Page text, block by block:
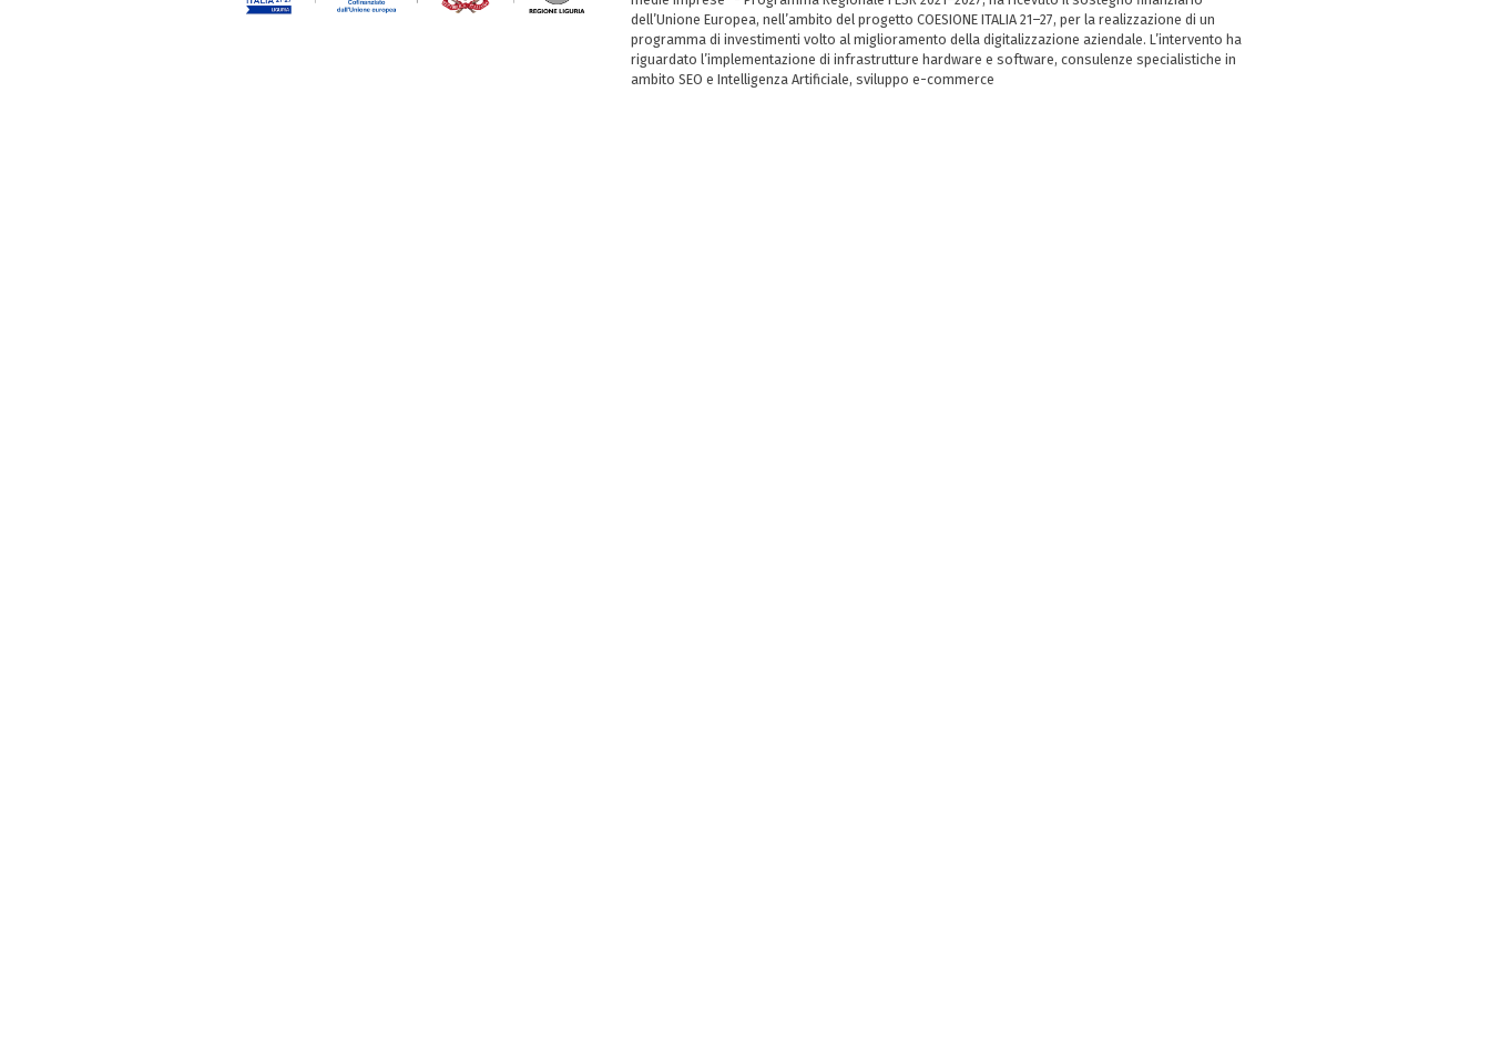
dell’Unione Europea, nell’ambito del progetto COESIONE ITALIA 21–27, per la realizzazione di un
programma di investimenti volto al miglioramento della digitalizzazione aziendale. L’intervento ha
riguardato l’implementazione di infrastrutture hardware e software, consulenze specialistiche in
ambito SEO e Intelligenza Artificiale, sviluppo e-commerce